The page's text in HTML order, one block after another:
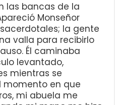
las bancas de la
Monseñor
la gente
valla para recibirlo
Él caminaba
levantado,
mientras se
momento en que
mi abuela me